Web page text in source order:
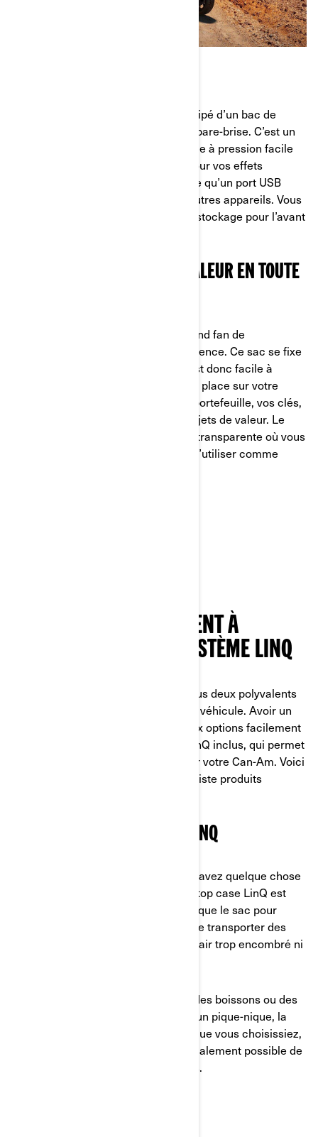
Un Can-Am Ryker standard sera équipé d’un bac de
rangement à l’avant, juste devant le pare-brise. C’est un
contenant pratique avec un couvercle à pression facile
d’accès. Il y a beaucoup d’espace pour vos effets
personnels indispensables, de même qu’un port USB
pour charger votre téléphone ou d’autres appareils. Vous
avez également d’autres options de stockage pour l’avant
PROTÉGEZ VOS OBJETS DE VALEUR EN TOUTE
Notre spécialiste produits est un grand fan de
l’accessoire sac pour réservoir d’essence. Ce sac se fixe
sur le Ryker à l’aide d’un aimant, il est donc facile à
emporter avec vous et à remettre en place sur votre
Ryker. Il est idéal pour ranger votre portefeuille, vos clés,
votre téléphone ou d’autres petits objets de valeur. Le
dessus du sac comporte une poche transparente où vous
pouvez placer votre téléphone pour l’utiliser comme
PASSAGER OU RANGEMENT À
L’ARRIÈRE GRÂCE AU SYSTÈME LINQ
Les Can-Am Ryker et Spyder sont tous deux polyvalents
lorsqu’il s’agit de la moitié arrière du véhicule. Avoir un
passager ou une cargaison sont deux options facilement
prises en charge avec le système LinQ inclus, qui permet
des configurations polyvalentes pour votre Can-Am. Voici
quelques solutions que notre spécialiste produits
TOP CASE LINQ, GLACIÈRE LINQ
Si vous partez pour un long trajet ou avez quelque chose
de plus volumineux à transporter, le top case LinQ est
pratique. Il est beaucoup plus grand que le sac pour
réservoir d’essence, ce qui permet de transporter des
articles plus volumineux sans avoir l’air trop encombré ni
En parlant de froid, si vous amenez des boissons ou des
victuailles pour des retrouvailles ou un pique-nique, la
glacière LinQ est un vrai plus. Quoi que vous choisissiez,
la permutation est simple, et il est également possible de
passer à un autre type d’accessoires.